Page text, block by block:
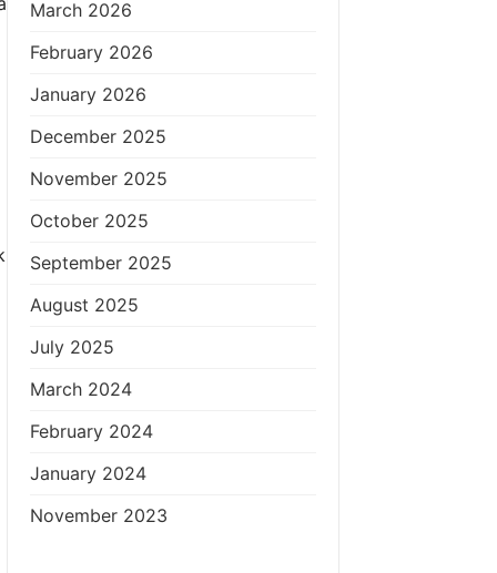
March 2026
February 2026
January 2026
December 2025
November 2025
October 2025
September 2025
August 2025
July 2025
March 2024
February 2024
January 2024
November 2023